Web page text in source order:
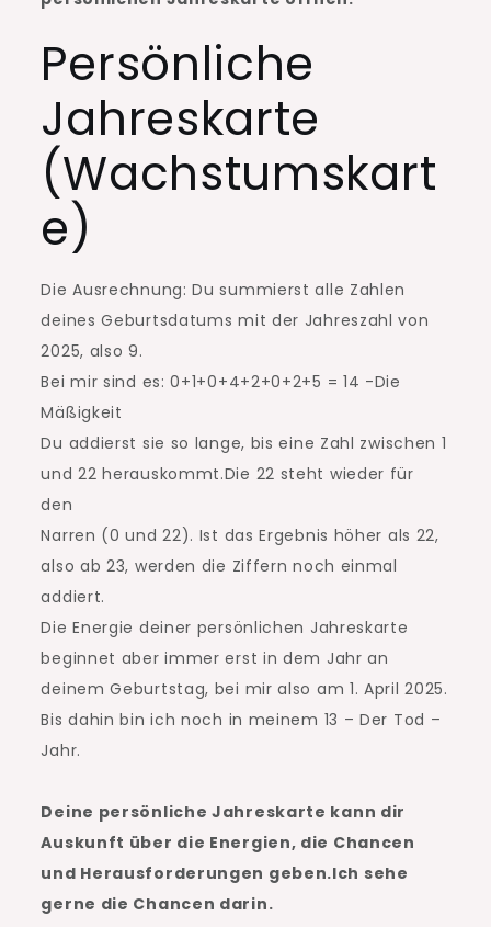
Persönliche
Jahreskarte
(Wachstumskart
e)
Die Ausrechnung: Du summierst alle Zahlen
deines Geburtsdatums mit der Jahreszahl von
2025, also 9.
Bei mir sind es: 0+1+0+4+2+0+2+5 = 14 -Die
Mäßigkeit
Du addierst sie so lange, bis eine Zahl zwischen 1
und 22 herauskommt.Die 22 steht wieder für
den
Narren (0 und 22). Ist das Ergebnis höher als 22,
also ab 23, werden die Ziffern noch einmal
addiert.
Die Energie deiner persönlichen Jahreskarte
beginnet aber immer erst in dem Jahr an
deinem Geburtstag, bei mir also am 1. April 2025.
Bis dahin bin ich noch in meinem 13 – Der Tod –
Jahr.
Deine persönliche Jahreskarte kann dir
Auskunft über die Energien, die Chancen
und Herausforderungen geben.Ich sehe
gerne die Chancen darin.